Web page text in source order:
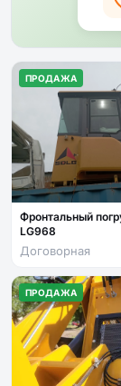
ПРОДАЖА
Фронтальный
LG968
Договорная
ПРОДАЖА